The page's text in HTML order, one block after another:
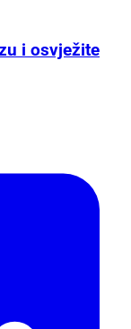
i osvježite